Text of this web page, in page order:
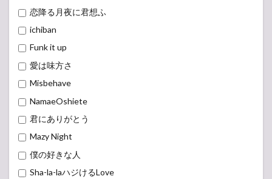
恋降る月夜に君想ふ
ichiban
Funk it up
愛は味方さ
Misbehave
NamaeOshiete
君にありがとう
Mazy Night
僕の好きな人
Sha-la-laハジけるLove